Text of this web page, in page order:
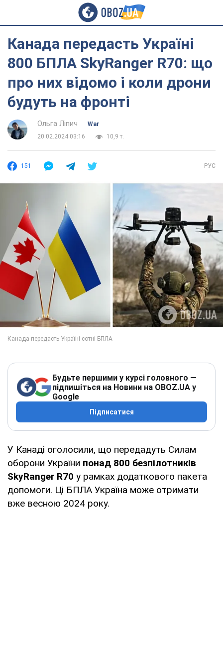
Канада передасть Україні
800 БПЛА SkyRanger R70: що
про них відомо і коли дрони
будуть на фронті
Ольга Ліпич
War
20.02.2024 03:16
10,9 т.
151 РУС
Будьте першими у курсі головного —
підпишіться на Новини на OBOZ.UA у
Google
Підписатися
У Канаді оголосили, що передадуть Силам
оборони України понад 800 безпілотників
SkyRanger R70 у рамках додаткового пакета
допомоги. Ці БПЛА Україна може отримати
вже весною 2024 року.